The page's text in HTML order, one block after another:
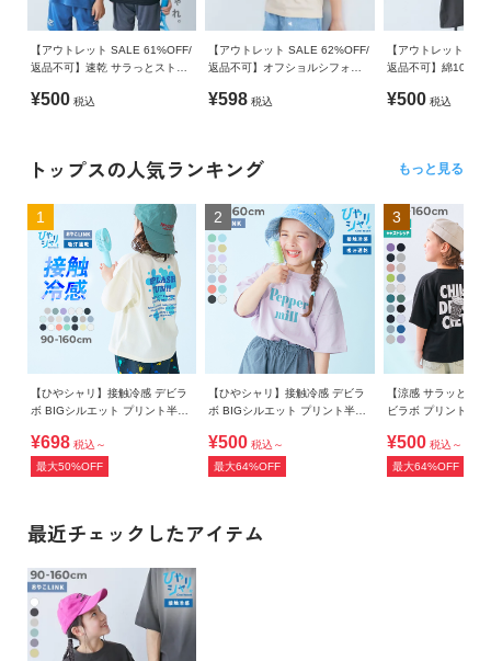
【アウトレット SALE 61%OFF/
返品不可】速乾 サラっとストレ
ツ 半袖Tシャツ
¥500 税込
【アウトレット SALE 62%OFF/
返品不可】オフショルシフォンT
¥598 税込
【アウトレット
返品不可】綿100％
半袖Tシャツ
¥500 税込
トップスの人気ランキング もっと見る
1
【ひやシャリ】接触冷感 デビラ
ボ BIGシルエット プリント半袖
¥698 税込～
最大50%OFF
2
【ひやシャリ】接触冷感 デビラ
ボ BIGシルエット プリント半袖
¥500 税込～
最大64%OFF
3
【涼感 サラッとメ
ビラボ プリント 半
¥500 税込～
最大64%OFF
最近チェックしたアイテム